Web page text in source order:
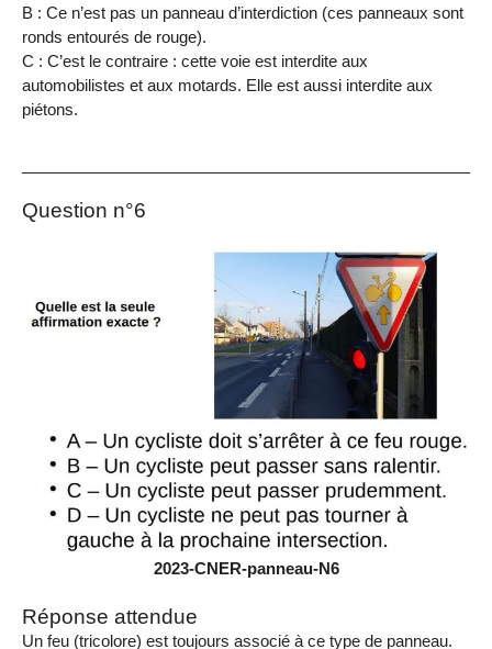
B : Ce n’est pas un panneau d’interdiction (ces panneaux sont
ronds entourés de rouge).
C : C’est le contraire : cette voie est interdite aux
automobilistes et aux motards. Elle est aussi interdite aux
piétons.
Question n°6
2023-CNER-panneau-N6
Réponse attendue
Un feu (tricolore) est toujours associé à ce type de panneau.